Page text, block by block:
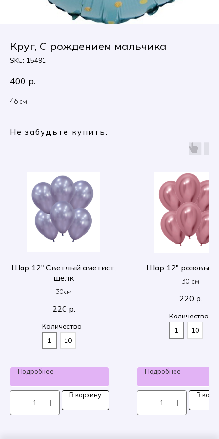
Круг, С рождением мальчика
SKU: 15491
400 р.
46 см
Не забудьте купить:
Шар 12" Светлый аметист,
шелк
30см
220 р.
Количество
1
10
Подробнее
В корзину
Шар 12" розовый
30 см
220 р.
Количество
1
10
Подробнее
В